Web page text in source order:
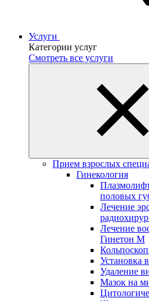
Услуги
Категории услуг
Смотреть все услуги
Прием взрослых
Гинекология
половых
Лечение
Лечение
Гинетон М
Установка
Удаление
Мазок на